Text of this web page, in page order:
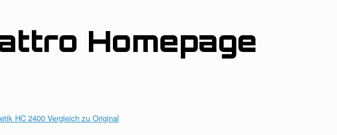
Homepage
HC 2400 Vergleich zu Original